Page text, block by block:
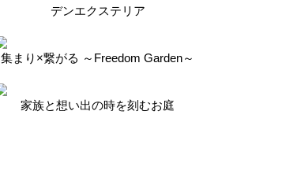
デンエクステリア
集まり×繋がる ～Freedom Garden～
家族と想い出の時を刻むお庭